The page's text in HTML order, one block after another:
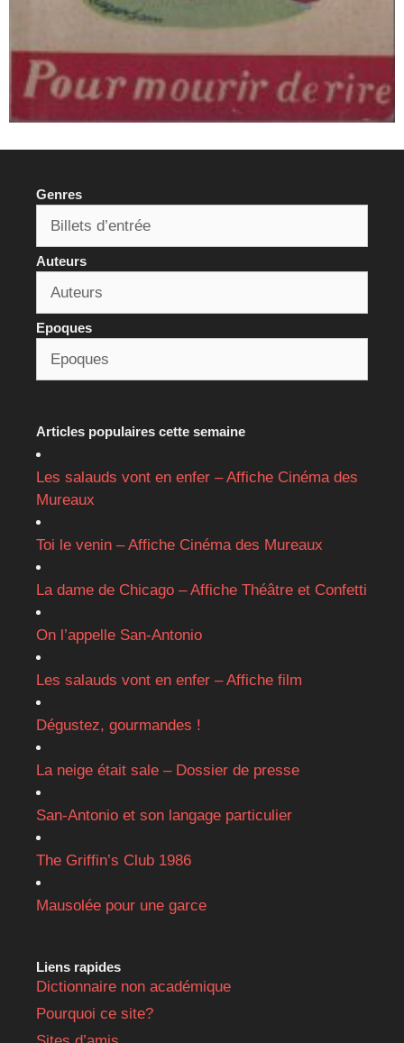
Genres
Auteurs
Epoques
Articles populaires cette semaine
Les salauds vont en enfer – Affiche Cinéma des
Mureaux
Toi le venin – Affiche Cinéma des Mureaux
La dame de Chicago – Affiche Théâtre et Confetti
On l’appelle San-Antonio
Les salauds vont en enfer – Affiche film
Dégustez, gourmandes !
La neige était sale – Dossier de presse
San-Antonio et son langage particulier
The Griffin’s Club 1986
Mausolée pour une garce
Liens rapides
Dictionnaire non académique
Pourquoi ce site?